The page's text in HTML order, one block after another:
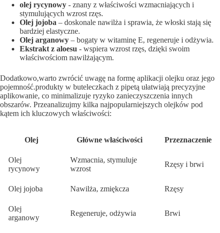
olej rycynowy ‌- ⁣znany ‍z właściwości wzmacniających i
stymulujących⁢ wzrost rzęs.
Olej jojoba – doskonale​ nawilża i sprawia, że włoski stają się
bardziej ‌elastyczne.
Olej arganowy – bogaty w⁢ witaminę E, regeneruje i odżywia.
Ekstrakt z aloesu -⁤ wspiera wzrost rzęs, dzięki swoim
właściwościom‍ nawilżającym.
Dodatkowo,warto zwrócić​ uwagę na formę aplikacji olejku ⁣oraz jego
pojemność.produkty w buteleczkach z pipetą ułatwiają precyzyjne
aplikowanie, co ⁣minimalizuje⁤ ryzyko zanieczyszczenia innych
obszarów.​ Przeanalizujmy kilka ‌najpopularniejszych olejków pod
kątem ich kluczowych właściwości:
Olej Główne właściwości Przeznaczenie
Olej
rycynowy
Wzmacnia, stymuluje
wzrost
Rzęsy i brwi
Olej jojoba Nawilża, zmiękcza Rzęsy
Olej
arganowy
Regeneruje, odżywia Brwi